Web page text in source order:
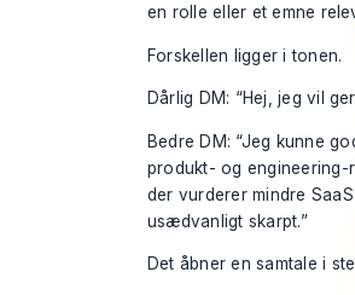
en rolle eller et emne
Forskellen ligger i tonen.
Dårlig DM: “Hej, jeg vil
Bedre DM: “Jeg kunne
produkt- og engineering-
der vurderer mindre
usædvanligt skarpt.”
Det åbner en samtale i